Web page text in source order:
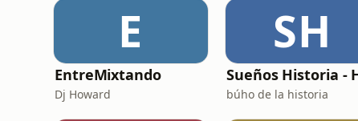
E
EntreMixtando
Dj Howard
SH
búho de la historia